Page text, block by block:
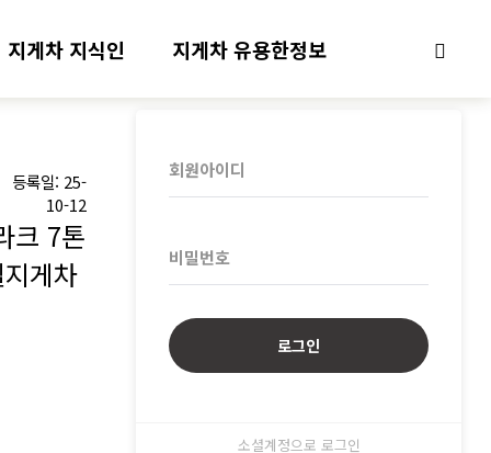
지게차 지식인 지게차 유용한정보
등록일: 25-
10-12
크 7톤
게차
회원아이디
비밀번호
소셜계정으로 로그인